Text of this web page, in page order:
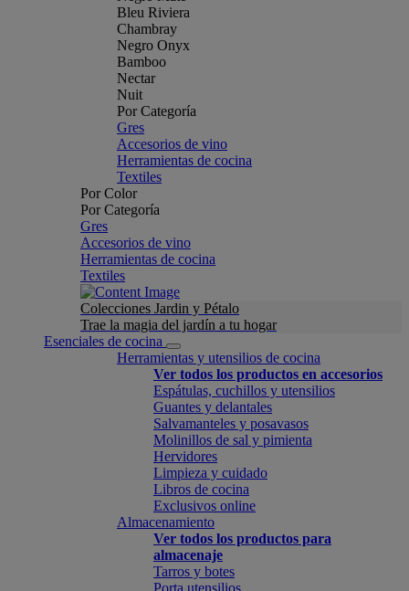
Bleu Riviera
Chambray
Negro Onyx
Bamboo
Nectar
Nuit
Por Categoría
Gres
Accesorios de vino
Herramientas de cocina
Textiles
Por Color
Por Categoría
Gres
Accesorios de vino
Herramientas de cocina
Textiles
Colecciones Jardin y Pétalo
Trae la magia del jardín a tu hogar
Esenciales de cocina
Herramientas y utensilios de cocina
Ver todos los productos en accesorios
Espátulas, cuchillos y utensilios
Guantes y delantales
Salvamanteles y posavasos
Molinillos de sal y pimienta
Hervidores
Limpieza y cuidado
Libros de cocina
Exclusivos online
Almacenamiento
Ver todos los productos para
almacenaje
Tarros y botes
Porta utensilios